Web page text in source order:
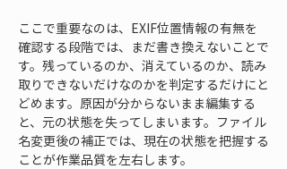
ここで重要なのは、EXIF位置情報の有無を
確認する段階では、まだ書き換えないことで
す。残っているのか、消えているのか、読み
取りできないだけなのかを判定するだけにと
どめます。原因が分からないまま編集する
と、元の状態を失ってしまいます。ファイル
名変更後の補正では、現在の状態を把握する
ことが作業品質を左右します。